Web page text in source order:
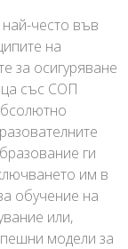
често във
на
за осигуряване
със СОП
ги
им в
обучение на
или,
модели за